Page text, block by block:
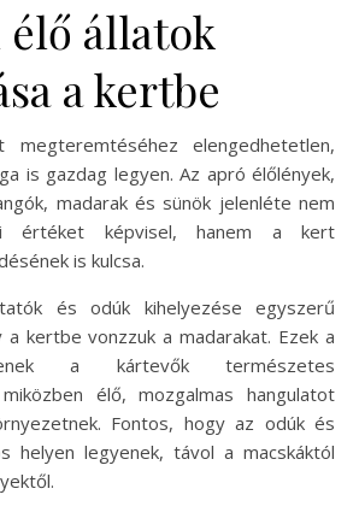
élő állatok
a kertbe
megteremtéséhez elengedhetetlen,
is gazdag legyen. Az apró élőlények,
madarak és sünök jelenléte nem
értéket képvisel, hanem a kert
is kulcsa.
és odúk kihelyezése egyszerű
a kertbe vonzzuk a madarakat. Ezek a
a kártevők természetes
miközben élő, mozgalmas hangulatot
Fontos, hogy az odúk és
helyen legyenek, távol a macskáktól